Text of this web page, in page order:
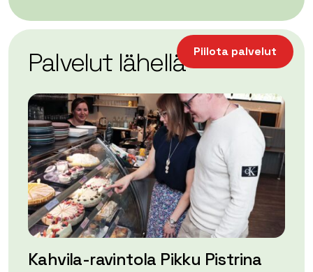
−
Leaflet| ©OpenStreetMap
Piilota palvelut
Palvelut lähellä
Kahvila-ravintola Pikku Pistrina